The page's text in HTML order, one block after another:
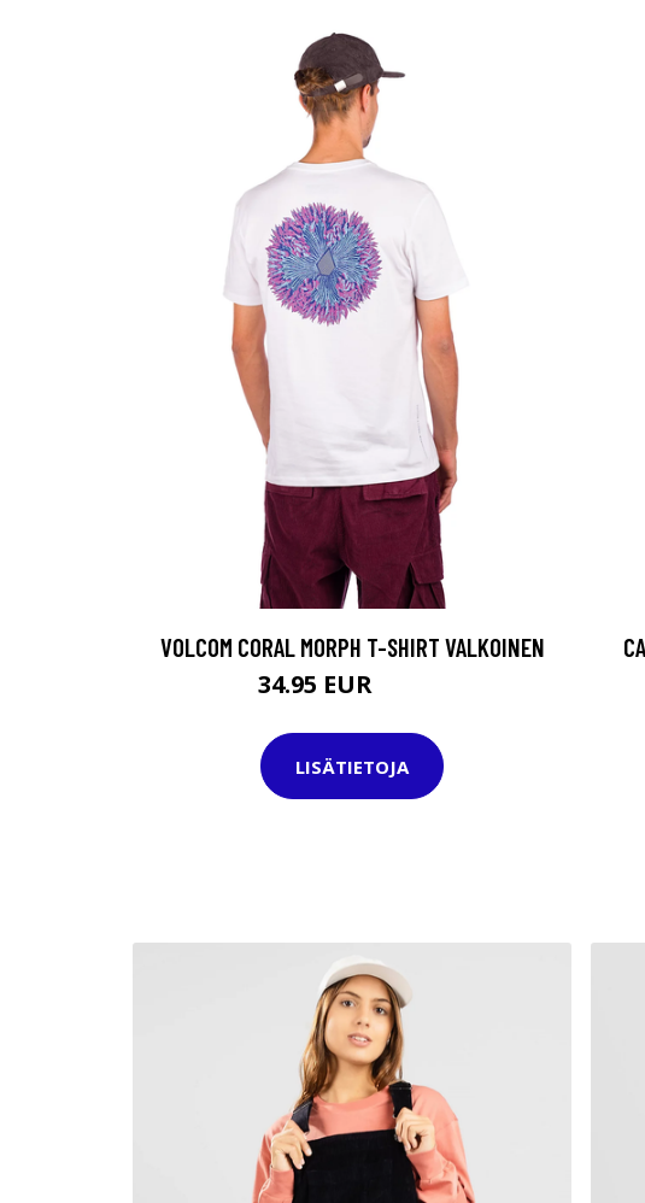
VOLCOM CORAL MORPH T-SHIRT VALKOINEN
34.95 EUR
LISÄTIETOJA